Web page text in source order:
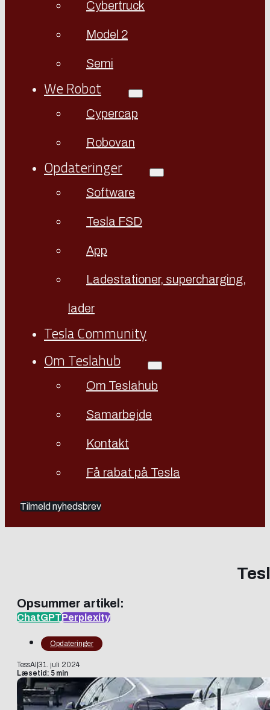
Cybertruck
Model 2
Semi
We Robot
Cypercap
Robovan
Opdateringer
Software
Tesla FSD
App
Ladestationer, supercharging,
lader
Tesla Community
Om Teslahub
Om Teslahub
Samarbejde
Kontakt
Få rabat på Tesla
Tilmeld nyhedsbrev
Opsummer artikel:
ChatGPTPerplexity
Opdateringer
TessAI 31. juli 2024
Læsetid: 5 min